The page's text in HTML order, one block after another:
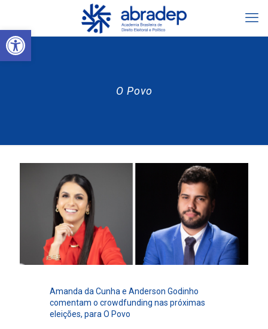
Abrir a barra de ferramentas
O Povo
Amanda da Cunha e Anderson Godinho
comentam o crowdfunding nas próximas
eleições, para O Povo